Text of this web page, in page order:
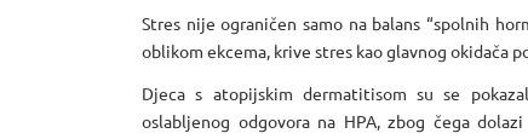
Stres nije ograničen samo na balans “spolnih
oblikom ekcema, krive stres kao glavnog okidača
Djeca s atopijskim dermatitisom su se
oslabljenog odgovora na HPA, zbog čega